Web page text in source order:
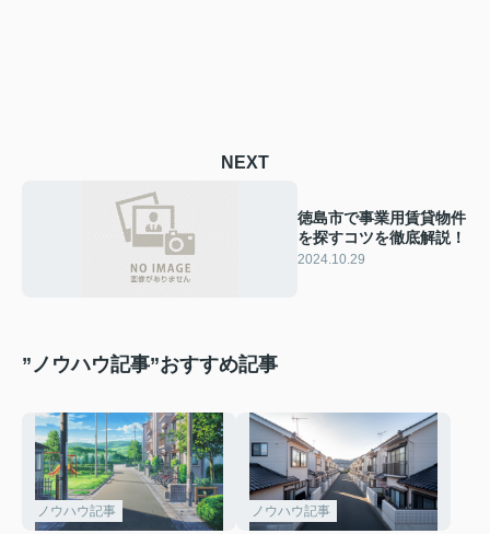
NEXT
徳島市で事業用賃貸物件
を探すコツを徹底解説！
2024.10.29
”ノウハウ記事”おすすめ記事
ノウハウ記事 ノウハウ記事